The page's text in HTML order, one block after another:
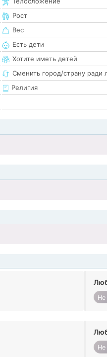
Рост
Вес
Есть дети
Хотите иметь детей
Сменить город/страну ради
Религия
Не
Не